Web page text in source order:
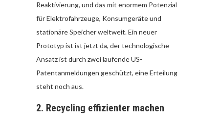
Reaktivierung, und das mit enormem Potenzial
für Elektrofahrzeuge, Konsumgeräte und
stationäre Speicher weltweit. Ein neuer
Prototyp ist ist jetzt da, der technologische
Ansatz ist durch zwei laufende US-
Patentanmeldungen geschützt, eine Erteilung
steht noch aus.
2. Recycling effizienter machen